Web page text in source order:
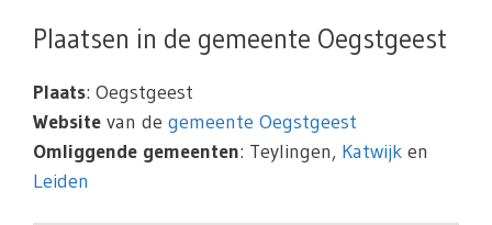
Plaatsen in de gemeente Oegstgeest
Plaats: Oegstgeest
Website van de gemeente Oegstgeest
Omliggende gemeenten: Teylingen, Katwijk en
Leiden